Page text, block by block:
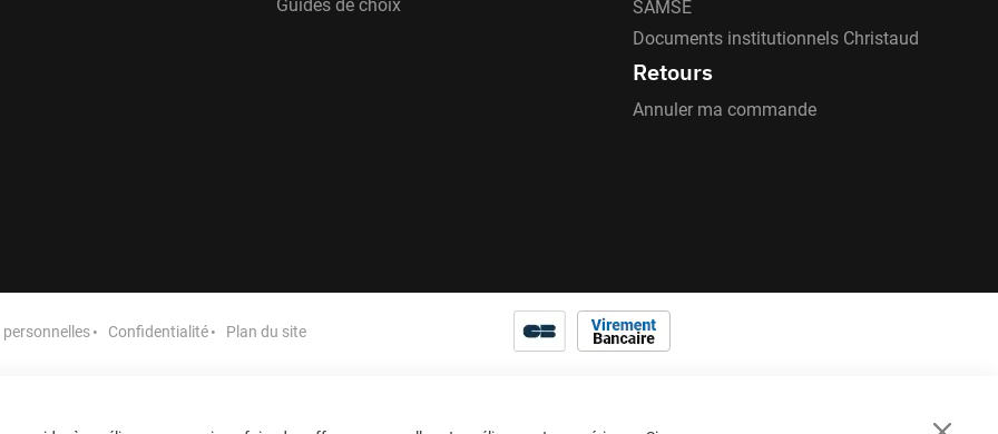
Guides de choix
SAMSE
Documents institutionnels Christaud
Retours
Annuler ma commande
personnelles Confidentialité Plan du site